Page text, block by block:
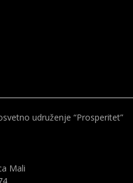
udruženje “Prosperitet”
Mali